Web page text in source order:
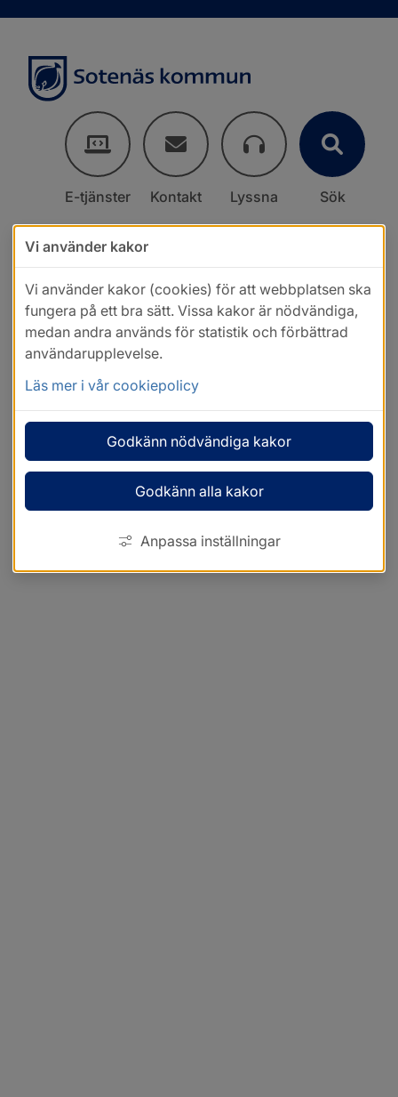
E-tjänster Kontakt Lyssna Sök
Vi använder kakor
Vi använder kakor (cookies) för att webbplatsen ska
fungera på ett bra sätt. Vissa kakor är nödvändiga,
medan andra används för statistik och förbättrad
användarupplevelse.
Läs mer i vår cookiepolicy
Godkänn nödvändiga kakor
Godkänn alla kakor
Anpassa inställningar